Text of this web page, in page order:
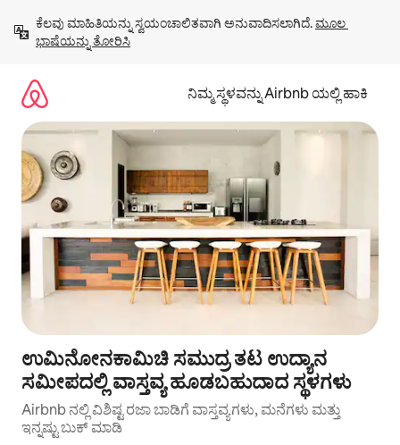
ಹೋಗಿ
ಕೆಲವು ಮಾಹಿತಿಯನ್ನು ಸ್ವಯಂಚಾಲಿತವಾಗಿ ಅನುವಾದಿಸಲಾಗಿದೆ. ಮೂಲ
ಭಾಷೆಯನ್ನು ತೋರಿಸಿ
ನಿಮ್ಮ ಸ್ಥಳವನ್ನು Airbnb ಯಲ್ಲಿ ಹಾಕಿ
ಉಮಿನೋನಕಾಮಿಚಿ ಸಮುದ್ರ ತಟ ಉದ್ಯಾನ
ಸಮೀಪದಲ್ಲಿ ವಾಸ್ತವ್ಯ ಹೂಡಬಹುದಾದ ಸ್ಥಳಗಳು
Airbnb ನಲ್ಲಿ ವಿಶಿಷ್ಟ ರಜಾ ಬಾಡಿಗೆ ವಾಸ್ತವ್ಯಗಳು, ಮನೆಗಳು ಮತ್ತು
ಇನ್ನಷ್ಟು ಬುಕ್ ಮಾಡಿ